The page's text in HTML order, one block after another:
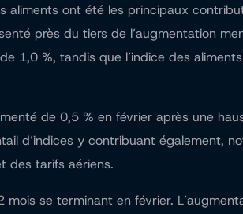
ont été les principaux
près du tiers de l’augmentation
1,0 %, tandis que l’indice des
de 0,5 % en février après une
d’indices y contribuant également,
des tarifs aériens.
se terminant en février.